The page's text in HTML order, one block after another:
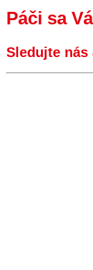
Páči sa
Sledujte nás